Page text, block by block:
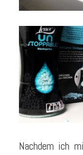
Nachdem ich